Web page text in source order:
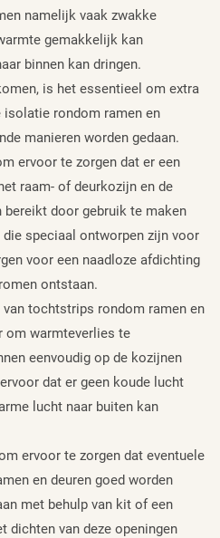
namelijk vaak zwakke
gemakkelijk kan
binnen kan dringen.
is het essentieel om extra
isolatie rondom ramen en
manieren worden gedaan.
ervoor te zorgen dat er een
raam- of deurkozijn en de
door gebruik te maken
speciaal ontworpen zijn voor
voor een naadloze afdichting
ontstaan.
van tochtstrips rondom ramen en
om warmteverlies te
eenvoudig op de kozijnen
dat er geen koude lucht
lucht naar buiten kan
ervoor te zorgen dat eventuele
en deuren goed worden
met behulp van kit of een
dichten van deze openingen